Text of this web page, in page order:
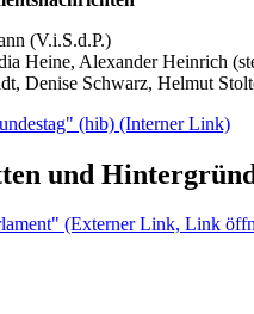
(V.i.S.d.P.)
Heine, Alexander Heinrich
Denise Schwarz, Helmut
(hib) (Interner Link)
und
(Externer Link, Link